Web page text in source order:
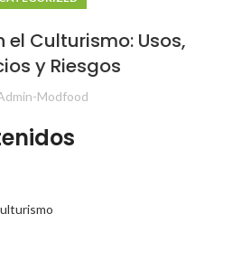
el Culturismo: Usos,
y Riesgos
Modfood